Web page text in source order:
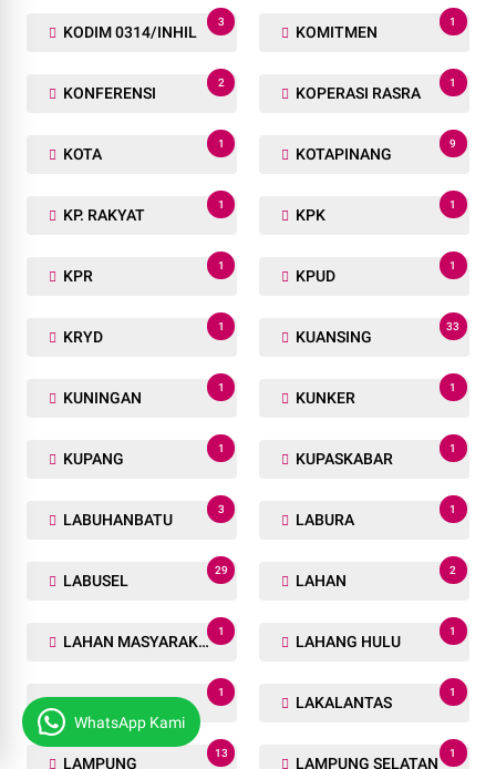
KODIM 0314/INHIL
3
KOMITMEN
1
KONFERENSI
2
KOPERASI RASRA
1
KOTA
1
KOTAPINANG
9
KP. RAKYAT
1
KPK
1
KPR
1
KPUD
1
KRYD
1
KUANSING
33
KUNINGAN
1
KUNKER
1
KUPANG
1
KUPASKABAR
1
LABUHANBATU
3
LABURA
1
LABUSEL
29
LAHAN
2
LAHAN MASYARAKAT
1
LAHANG HULU
1
LAHAT
1
LAKALANTAS
1
LAMPUNG
13
LAMPUNG SELATAN
1
WhatsApp Kami